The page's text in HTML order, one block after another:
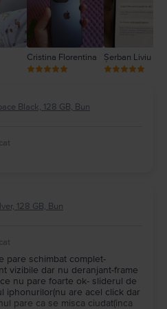
Cristina Florentina Șerban Liviu
Black, 128 GB, Bun
128 GB, Bun
pare schimbat complet-
vizibile dar nu deranjant-frame
nu pare foarte ok- sliderul de
iphonurilor(nu are acel click dar
pare ca se misca ciudat(inca